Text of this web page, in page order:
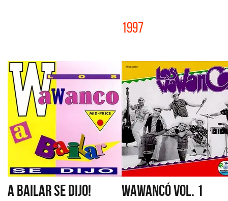
1997
A BAILAR SE DIJO! WAWANCÓ VOL. 1